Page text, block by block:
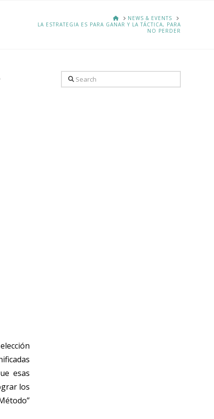
HOMENEWS & EVENTS
LA ESTRATEGIA ES PARA GANAR Y LA TÁCTICA, PARA
NO PERDER
esas
los
Search